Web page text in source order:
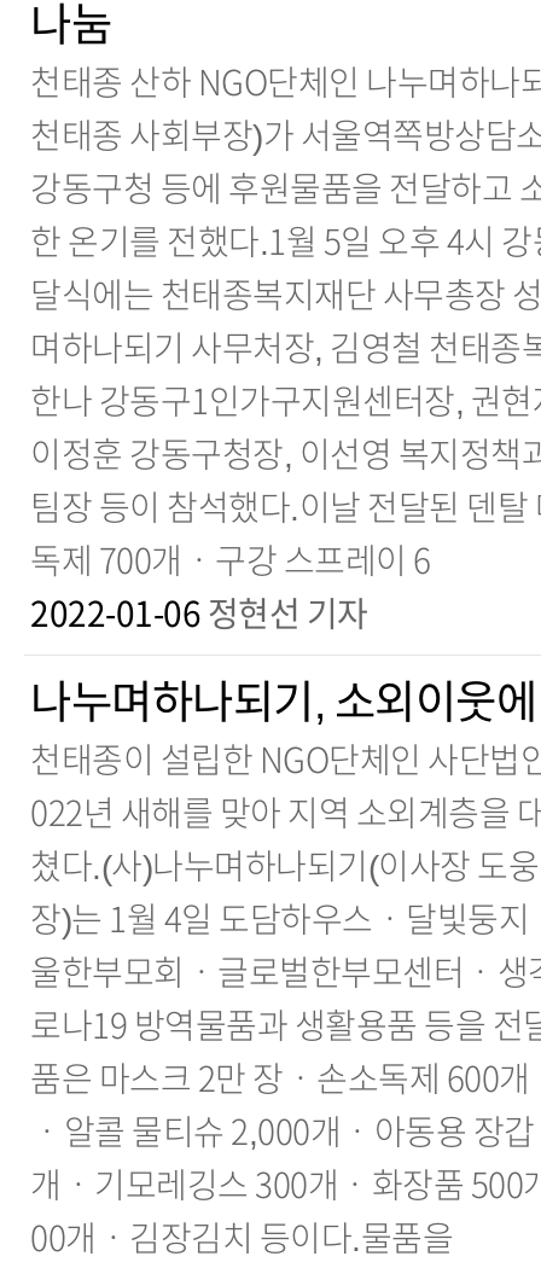
나눔
천태종 산하 NGO단체인 나누며하나
천태종 사회부장)가 서울역쪽방상담
강동구청 등에 후원물품을 전달하고
한 온기를 전했다.1월 5일 오후 4시
달식에는 천태종복지재단 사무총장
며하나되기 사무처장, 김영철 천태종
한나 강동구1인가구지원센터장, 권
이정훈 강동구청장, 이선영 복지정책
팀장 등이 참석했다.이날 전달된 덴
독제 700개ㆍ구강 스프레이 6
2022-01-06 정현선 기자
나누며하나되기, 소외이웃
천태종이 설립한 NGO단체인 사단법
022년 새해를 맞아 지역 소외계층을
쳤다.(사)나누며하나되기(이사장 도
장)는 1월 4일 도담하우스ㆍ달빛둥
울한부모회ㆍ글로벌한부모센터ㆍ생
로나19 방역물품과 생활용품 등을 전
품은 마스크 2만 장ㆍ손소독제 600
ㆍ알콜 물티슈 2,000개ㆍ아동용 장
개ㆍ기모레깅스 300개ㆍ화장품 500
00개ㆍ김장김치 등이다.물품을